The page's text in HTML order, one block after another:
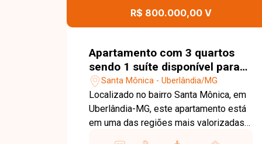
moradores. Uma excelente
apartamento completo, bem localizado
e pronto para morar. Entre em contato
para mais informações e agende sua
visita!
R$ 800.000,00 V
Apartamento com 3 quartos
sendo 1 suíte disponível para
venda no bairro Santa Mônica
em Uberlândia-MG
Santa Mônica - Uberlândia/MG
Localizado no bairro Santa Mônica, em
Uberlândia-MG, este apartamento está
em uma das regiões mais valorizadas